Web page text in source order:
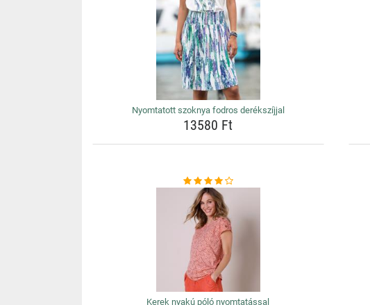
Nyomtatott szoknya fodros derékszíjjal
13580 Ft
Kerek nyakú póló nyomtatással